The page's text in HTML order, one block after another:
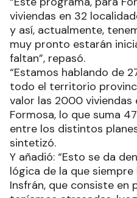
viviendas en 32
y así, actualmente,
muy pronto estarán
faltan”, repasó.
“Estamos hablando de
todo el territorio
valor las 2000 viviendas
Formosa, lo que suma
entre los distintos
sintetizó.
Y añadió: “Esto se da
lógica de la que
Insfrán, que consiste en